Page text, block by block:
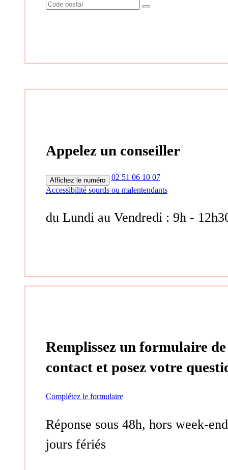
Appelez un conseiller
Affichez le numéro
02 51 06 10 07
Accessibilité sourds ou malentendants
du Lundi au Vendredi : 9h -
Remplissez un formulaire de
contact et posez votre
Complétez le formulaire
Réponse sous 48h, hors week-
jours fériés